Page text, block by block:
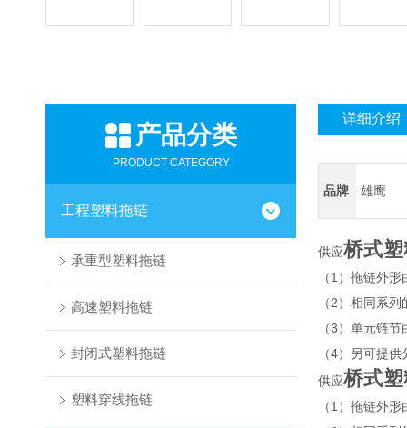
产品分类
PRODUCT CATEGORY
工程塑料拖链
承重型塑料拖链
高速塑料拖链
封闭式塑料拖链
塑料穿线拖链
详细介绍
品牌 雄鹰
供应桥式
（1）拖链外
（2）相同系
（3）单元链
（4）另可提
供应桥式
（1）拖链外